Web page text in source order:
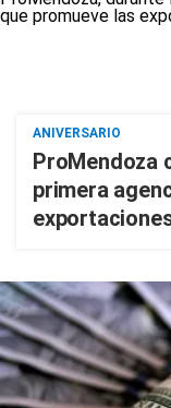
ANIVERSARIO
ProMendoza
primera